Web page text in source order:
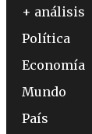
+ análisis
Política
Economía
Mundo
País